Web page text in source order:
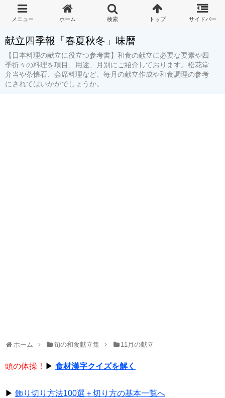
献立四季報「春夏秋冬」味暦
【日本料理の献立に役立つ参考書】和食の献立に必要な要素や四
季折々の料理を項目、用途、月別にご紹介しております。松花堂
弁当や茶懐石、会席料理など、毎月の献立作成や和食調理の参考
にされてはいかがでしょうか。
ホーム 旬の和食献立集 11月の献立
頭の体操！ ▶ 食材漢字クイズを解く
▶ 飾り切り方法100選＋切り方の基本一覧へ